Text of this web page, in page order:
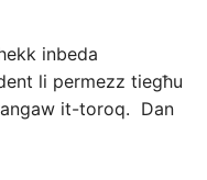
inbeda
li permezz tiegħu
it-toroq. Dan